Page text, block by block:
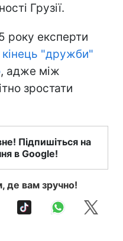
Грузії.
року експерти
кінець "дружби"
, адже між
зростати
Підпишіться на
в Google!
де вам зручно!